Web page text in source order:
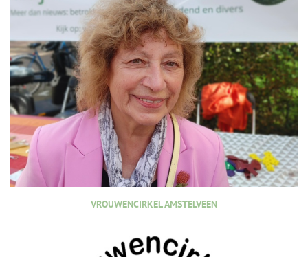
VROUWENCIRKEL AMSTELVEEN